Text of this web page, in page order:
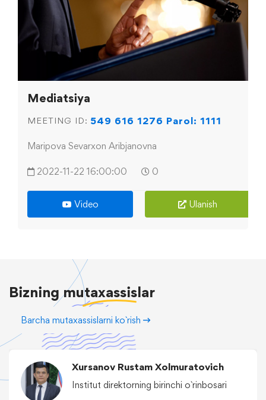
Mediatsiya
MEETING ID: 549 616 1276 Parol: 1111
Maripova Sevarxon Aribjanovna
2022-11-22 16:00:00 0
Video Ulanish
Bizningmutaxassislar
Barcha mutaxassislarni ko`rish
Xursanov Rustam Xolmuratovich
Institut direktorning birinchi o`rinbosari